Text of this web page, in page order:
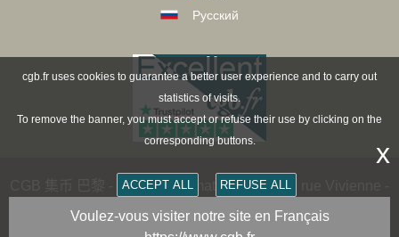
Русский
CGB 集币 巴黎 - CGB Numismatics Paris - 36 rue Vivienne -
75002 PARIS FRANCE -contact@cgb.fr
cgb.fr uses cookies to guarantee a better user experience and to carry out
statistics of visits.
To remove the banner, you must accept or refuse their use by clicking on the
corresponding buttons.
ACCEPT ALL REFUSE ALL
x
Voulez-vous visiter notre site en Français